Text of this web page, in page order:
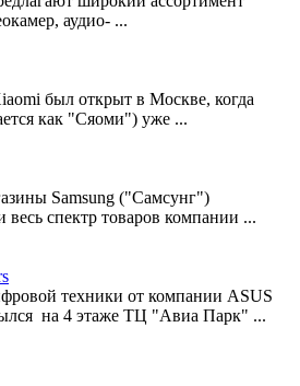
аудио- ...
был открыт в Москве, когда
как "Сяоми") уже ...
Samsung ("Самсунг")
спектр товаров компании ...
техники от компании ASUS
на 4 этаже ТЦ "Авиа Парк" ...